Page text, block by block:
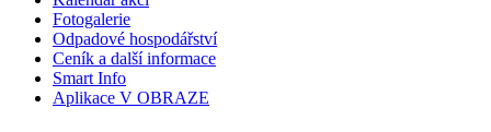
Fotogalerie
Odpadové hospodářství
Ceník a další informace
Smart Info
Aplikace V OBRAZE